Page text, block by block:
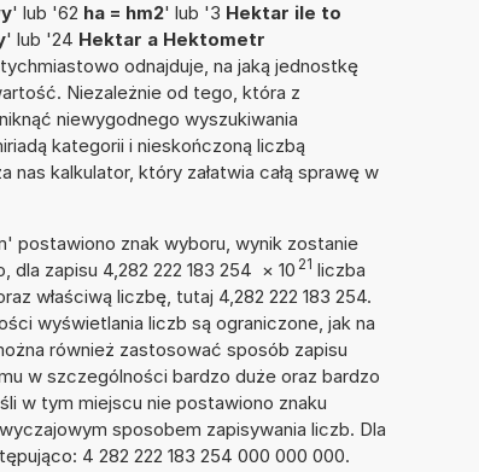
' lub '62 ha = hm2' lub '3 Hektar ile to
' lub '24 Hektar a Hektometr
odnajduje, na jaką jednostkę
Niezależnie od tego, która z
niewygodnego wyszukiwania
kategorii i nieskończoną liczbą
kalkulator, który załatwia całą sprawę w
postawiono znak wyboru, wynik zostanie
dla zapisu 4,282 222 183 254 × 10 21 liczba
właściwą liczbę, tutaj 4,282 222 183 254.
wyświetlania liczb są ograniczone, jak na
również zastosować sposób zapisu
w szczególności bardzo duże oraz bardzo
w tym miejscu nie postawiono znaku
sposobem zapisywania liczb. Dla
4 282 222 183 254 000 000 000.